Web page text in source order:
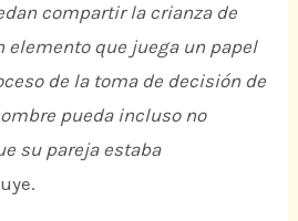
compartir la crianza de
elemento que juega un papel
de la toma de decisión de
pueda incluso no
su pareja estaba